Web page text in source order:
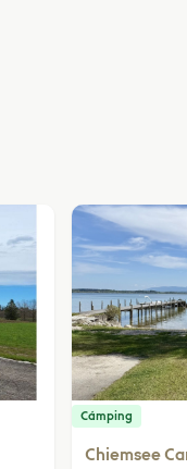
Cámping
Chiemsee